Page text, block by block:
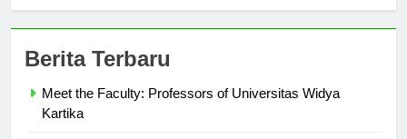
Meet the Faculty: Professors of Universitas Widya